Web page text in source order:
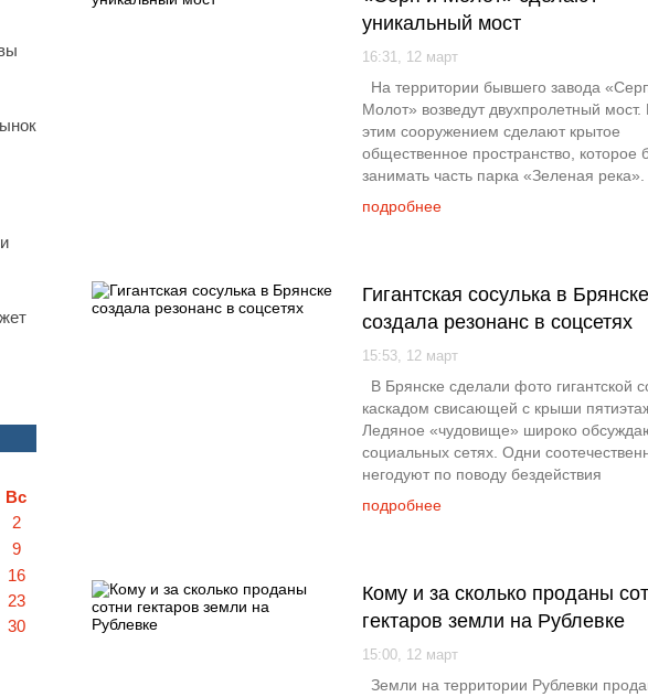
Вс
2
9
16
23
30
уникальный мост
16:31, 12 март
На территории бывшего завода
Молот» возведут двухпролетный мост.
этим сооружением сделают крытое
общественное пространство, которое
занимать часть парка «Зеленая река».
подробнее
Гигантская сосулька в Брянске
создала резонанс в соцсетях
15:53, 12 март
В Брянске сделали фото гигантской
каскадом свисающей с крыши
Ледяное «чудовище» широко
социальных сетях. Одни
негодуют по поводу бездействия
подробнее
Кому и за сколько проданы
гектаров земли на Рублевке
15:00, 12 март
Земли на территории Рублевки